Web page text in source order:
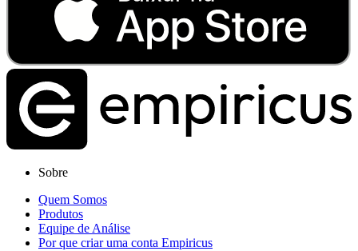
Sobre
Quem Somos
Produtos
Equipe de Análise
Por que criar uma conta Empiricus